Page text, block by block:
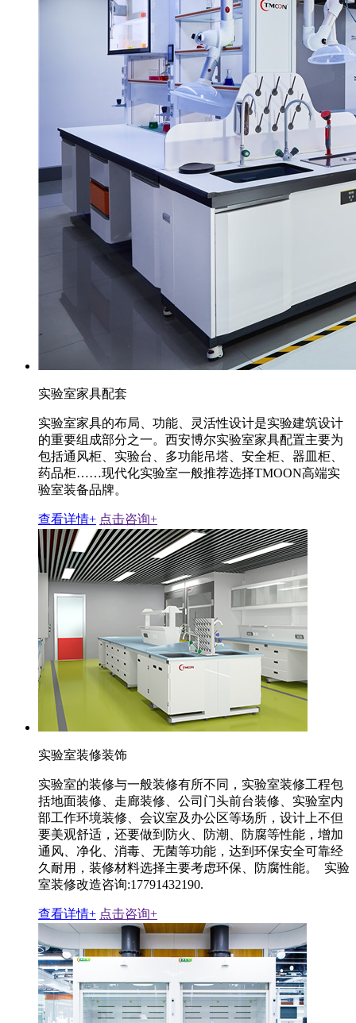
实验室家具配套
实验室家具的布局、功能、灵活性设计是实验建筑设计
的重要组成部分之一。西安博尔实验室家具配置主要为
包括通风柜、实验台、多功能吊塔、安全柜、器皿柜、
药品柜……现代化实验室一般推荐选择TMOON高端实
验室装备品牌。
查看详情+ 点击咨询+
实验室装修装饰
实验室的装修与一般装修有所不同，实验室装修工程包
括地面装修、走廊装修、公司门头前台装修、实验室内
部工作环境装修、会议室及办公区等场所，设计上不但
要美观舒适，还要做到防火、防潮、防腐等性能，增加
通风、净化、消毒、无菌等功能，达到环保安全可靠经
久耐用，装修材料选择主要考虑环保、防腐性能。 实验
室装修改造咨询:17791432190.
查看详情+ 点击咨询+